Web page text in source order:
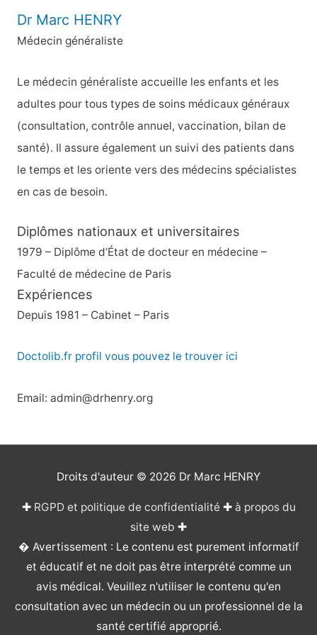
Dr Marc HENRY
Médecin généraliste
Le médecin généraliste accueille les enfants et les
adultes pour tous types de soins médicaux généraux
(consultation, contrôle annuel, vaccination, bilan de
santé). Il assure également un suivi des patients dans
le temps et les oriente vers des médecins spécialistes
en cas de besoin.
Diplômes nationaux et universitaires
1979 – Diplôme d’État de docteur en médecine –
Faculté de médecine de Paris
Expériences
Depuis 1981 – Cabinet – Paris
Doctolib.fr profil vous pouvez le trouver ici
Email: admin@drhenry.org
Droits d'auteur © 2026 Dr Marc HENRY
✚ RGPD et politique de confidentialité✚ à propos du
site web ✚
� Avertissement : Le contenu est purement informatif
et éducatif et ne doit pas être interprété comme un
avis médical. Veuillez n'utiliser le contenu qu'en
consultation avec un médecin ou un professionnel de la
santé certifié approprié.